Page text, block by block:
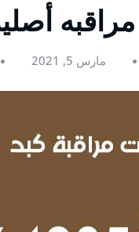
مارس 5, 2021